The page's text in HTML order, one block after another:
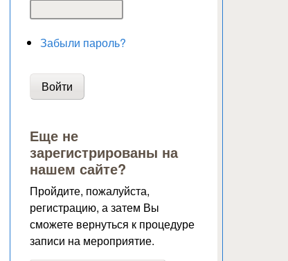
Забыли пароль?
Еще не
зарегистрированы на
нашем сайте?
Пройдите, пожалуйста,
регистрацию, а затем Вы
сможете вернуться к процедуре
записи на мероприятие.